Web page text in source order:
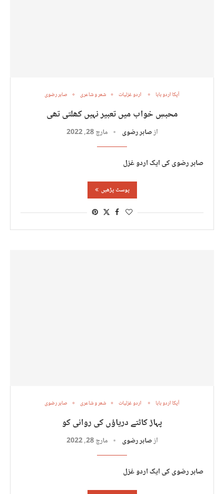
آپکا اردو بابا اردو غزلیات شعر و شاعری صابر رضوی
محبسِ خواب میں تعبیر نہیں کھلتی تھی
ازصابر رضوی مارچ 28, 2022
صابر رضوی کی ایک اردو غزل
پوسٹ پڑھیں
آپکا اردو بابا اردو غزلیات شعر و شاعری صابر رضوی
پہاڑ کاٹتے دریاؤں کی روانی کو
ازصابر رضوی مارچ 28, 2022
صابر رضوی کی ایک اردو غزل